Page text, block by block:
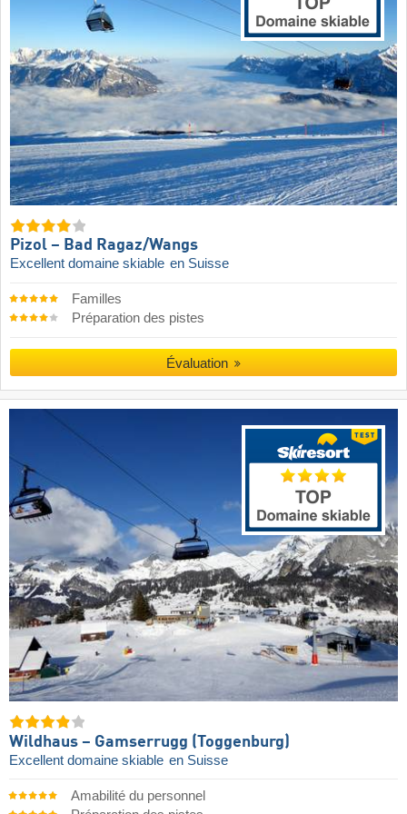
Pizol – Bad Ragaz/​Wangs
Excellent domaine skiable en Suisse
Familles
Préparation des pistes
Évaluation
Wildhaus – Gamserrugg (Toggenburg)
Excellent domaine skiable en Suisse
Amabilité du personnel